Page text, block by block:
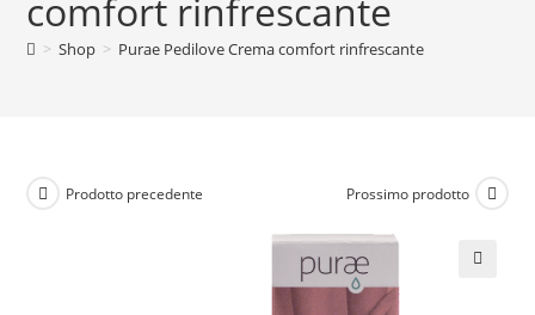
comfort rinfrescante
> Shop > Purae Pedilove Crema comfort rinfrescante
Prodotto precedente Prossimo prodotto